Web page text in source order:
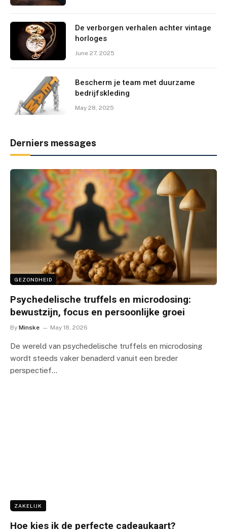
De verborgen verhalen achter vintage
horloges
June 27, 2025
Bescherm je team met duurzame
bedrijfskleding
May 28, 2025
Derniers messages
GEZONDHEID
Psychedelische truffels en microdosing:
bewustzijn, focus en persoonlijke groei
By Minske May 18, 2026
De wereld van psychedelische truffels en microdosing
wordt steeds vaker benaderd vanuit een breder
perspectief…
ZAKELIJK
Hoe kies ik de perfecte cadeaukaart?